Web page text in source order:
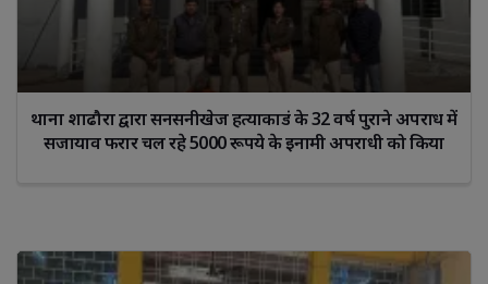
थाना शाढौरा द्वारा सनसनीखेज हत्याकाडं के 32 वर्ष पुराने अपराध में
सजायाव फरार चल रहे 5000 रूपये के इनामी अपराधी को किया